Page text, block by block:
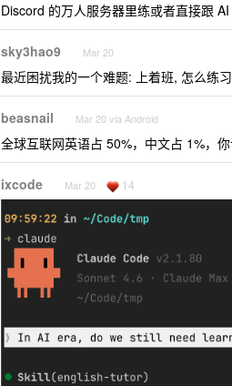
Discord 的万人服务器里练或者直接跟
sky3hao9 Mar 20
最近困扰我的一个难题: 上着班, 怎么练
beasnail Mar 20 via Android
全球互联网英语占 50%，中文占 1%，
ixcode Mar 20 14